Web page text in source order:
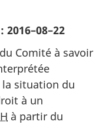
: 2016–08–22
Comité à savoir
situation du
à un
à partir du